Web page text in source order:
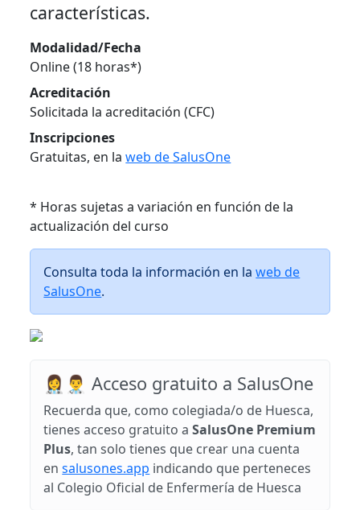
características.
Modalidad/Fecha
Online (18 horas*)
Acreditación
Solicitada la acreditación (CFC)
Inscripciones
Gratuitas, en laweb de SalusOne
* Horas sujetas a variación en función de la
actualización del curso
Consulta toda la información en laweb de
SalusOne.
👩‍⚕️👨‍⚕️ Acceso gratuito a SalusOne
Recuerda que, como colegiada/o de Huesca,
tienes acceso gratuito aSalusOne Premium
Plus, tan solo tienes que crear una cuenta
ensalusones.app indicando que perteneces
al Colegio Oficial de Enfermería de Huesca